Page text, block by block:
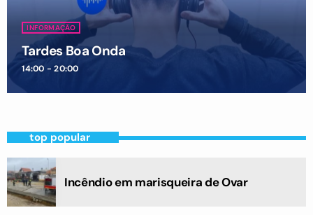
INFORMAÇÃO
Tardes Boa Onda
14:00 - 20:00
top popular
Incêndio em marisqueira de Ovar